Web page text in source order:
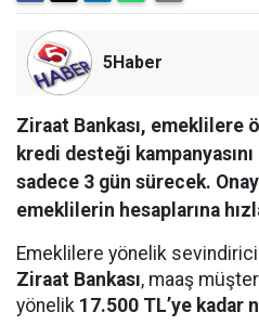
5Haber
Ziraat Bankası, emeklilere
kredi desteği
sadece 3 gün sürecek.
emeklilerin hesaplarına
Emeklilere yönelik
Ziraat Bankası, maaş
yönelik 17.500 TL’ye kadar